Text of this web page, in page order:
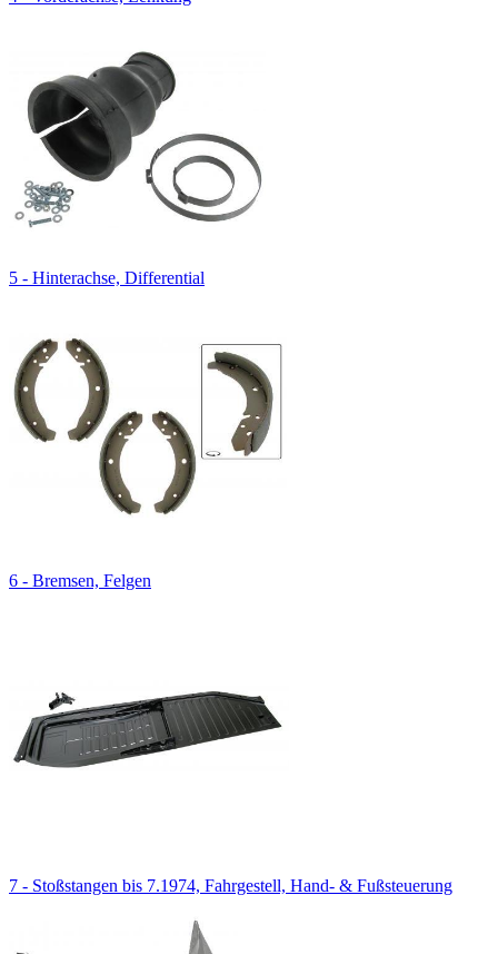
5 - Hinterachse, Differential
6 - Bremsen, Felgen
7 - Stoßstangen bis 7.1974, Fahrgestell, Hand- & Fußsteuerung